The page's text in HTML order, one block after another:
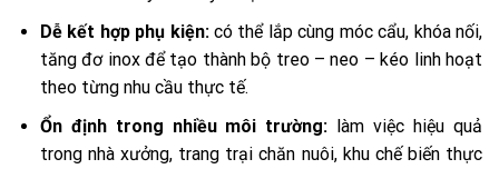
Dễ kết hợp phụ kiện:có thể lắp cùng móc cẩu, khóa nối,
tăng đơ inox để tạo thành bộ treo – neo – kéo linh hoạt
theo từng nhu cầu thực tế.
Ổn định trong nhiều môi trường: làm việc hiệu quả
trong nhà xưởng, trang trại chăn nuôi, khu chế biến thực